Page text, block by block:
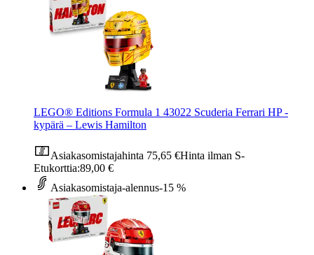
LEGO® Editions Formula 1 43022 Scuderia Ferrari HP -
kypärä – Lewis Hamilton
Asiakasomistajahinta 75,65 €Hinta ilman S-
Etukorttia:89,00 €
Asiakasomistaja-alennus-15 %